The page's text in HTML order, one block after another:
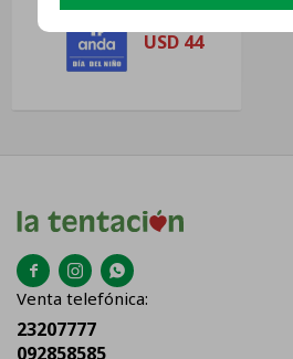
USD 44
  
Venta telefónica:
23207777
092858585